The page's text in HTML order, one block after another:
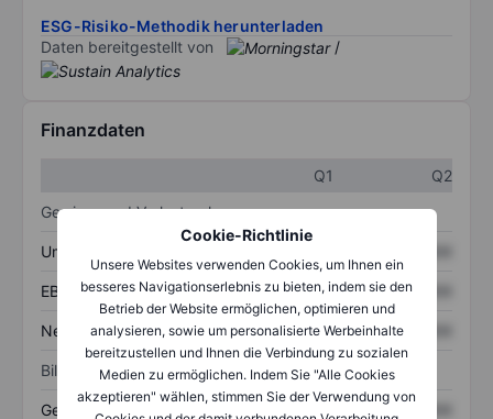
Cookie-Richtlinie
Unsere Websites verwenden Cookies, um Ihnen ein
besseres Navigationserlebnis zu bieten, indem sie den
Betrieb der Website ermöglichen, optimieren und
analysieren, sowie um personalisierte Werbeinhalte
bereitzustellen und Ihnen die Verbindung zu sozialen
Medien zu ermöglichen. Indem Sie "Alle Cookies
akzeptieren" wählen, stimmen Sie der Verwendung von
ESG-Risiko-Methodik herunterladen
Daten bereitgestellt von
/
Finanzdaten
Q1
Q2
Gewinn- und Verlustrechnung
Umsatz
EBITDA XXXXXXX XXXXXXX
Nettoeinkommen XXXXXXX XXXXXXX
Bilanz
Gesamtvermögen XXXXXXX XXXXXXX